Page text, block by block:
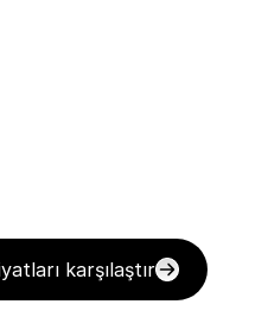
karşılaştır